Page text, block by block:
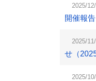
2025/
開催報告
2025/
せ（
2025/